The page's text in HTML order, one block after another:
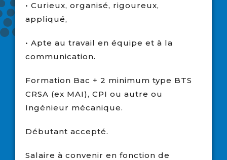
• Curieux, organisé, rigoureux,
appliqué,
• Apte au travail en équipe et à la
communication.
Formation Bac + 2 minimum type BTS
CRSA (ex MAI), CPI ou autre ou
Ingénieur mécanique.
Débutant accepté.
Salaire à convenir en fonction de